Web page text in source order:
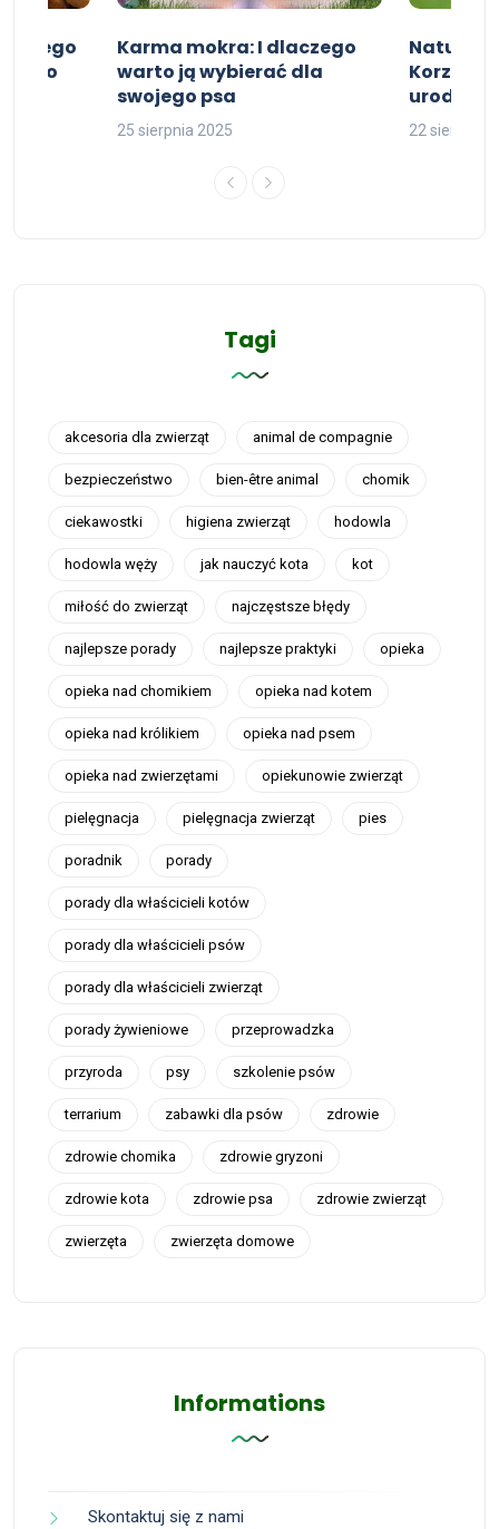
Karma mokra: I dlaczego
warto ją wybierać dla
swojego psa
25 sierpnia 2025
Korzyści
urody
22 sierpnia
Tagi
akcesoria dla zwierząt animal de compagnie
bezpieczeństwo bien-être animal chomik
ciekawostki higiena zwierząt hodowla
hodowla węży jak nauczyć kota kot
miłość do zwierząt najczęstsze błędy
najlepsze porady najlepsze praktyki opieka
opieka nad chomikiem opieka nad kotem
opieka nad królikiem opieka nad psem
opieka nad zwierzętami opiekunowie zwierząt
pielęgnacja pielęgnacja zwierząt pies
poradnik porady
porady dla właścicieli kotów
porady dla właścicieli psów
porady dla właścicieli zwierząt
porady żywieniowe przeprowadzka
przyroda psy szkolenie psów
terrarium zabawki dla psów zdrowie
zdrowie chomika zdrowie gryzoni
zdrowie kota zdrowie psa zdrowie zwierząt
zwierzęta zwierzęta domowe
Informations
Skontaktuj się z nami